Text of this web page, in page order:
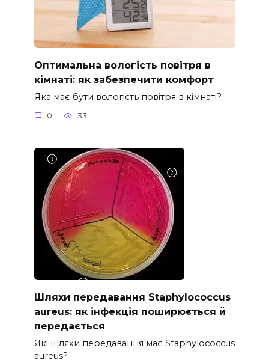
Оптимальна вологість повітря в
кімнаті: як забезпечити комфорт
Яка має бути вологість повітря в кімнаті?
0 33
Шляхи передавання Staphylococcus
aureus: як інфекція поширюється й
передається
Які шляхи передавання має Staphylococcus
aureus?